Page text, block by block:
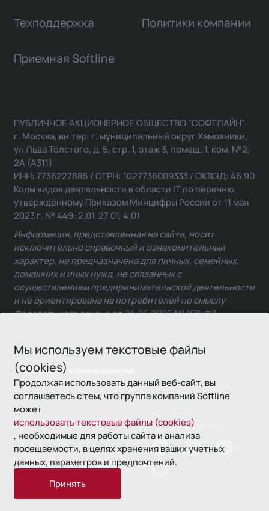
Мы используем текстовые файлы
(cookies)
Продолжая использовать данный веб-сайт, вы
соглашаетесь с тем, что группа компаний Softline
может
использовать текстовые файлы (cookies)
, необходимые для работы сайта и анализа
посещаемости, в целях хранения ваших учетных
данных, параметров и предпочтений.
Принять
Техподдержка Политики компании
Приемная Softline
Связаться с отделом качества
ПУБЛИЧНОЕ АКЦИОНЕРНОЕ ОБЩЕСТВО "СОФТЛАЙН"
г. Москва, вн.тер. г. муниципальный округ Хамовники,
ул Льва Толстого, д. 5, стр. 1, этаж 3, помещ. 1, ком. №2,
2А (А311)
ИНН: 7736227885 / ОГРН: 1027736009333 / ОКВЭД: 46.90
Коды видов деятельности в области IT по перечню,
утвержденному Приказом Минцифры России от 11 мая
2023 г. № 449: 2.01, 27.01, 4.01
Информация, представленная на сайте, носит
исключительно справочный и ознакомительный
характер, не предназначена для личных, семейных,
домашних и иных нужд, не связанных с
осуществлением предпринимательской деятельности
и не ориентирована на потребителей по смыслу
Федерального закона от 24.06.2025 № 168-ФЗ.
© 1993—2026 Softline
использования
Политика
конфиденциальности